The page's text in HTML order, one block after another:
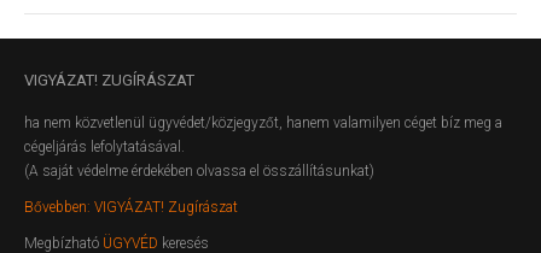
VIGYÁZAT! ZUGÍRÁSZAT
ha nem közvetlenül ügyvédet/közjegyzőt, hanem valamilyen céget bíz meg a
cégeljárás lefolytatásával.
(A saját védelme érdekében olvassa el összállításunkat)
Bővebben: VIGYÁZAT! Zugírászat
Megbízható ÜGYVÉD keresés